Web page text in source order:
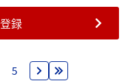
録
5